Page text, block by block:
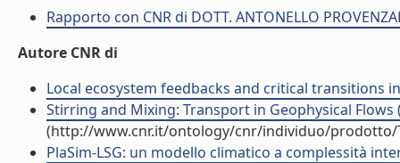
Rapporto con CNR di DOTT. ANTONELLO
Autore CNR di
Local ecosystem feedbacks and critical transitions
Stirring and Mixing: Transport in Geophysical
(http://www.cnr.it/ontology/cnr/individuo/prodotto/
PlaSim-LSG: un modello climatico a complessità